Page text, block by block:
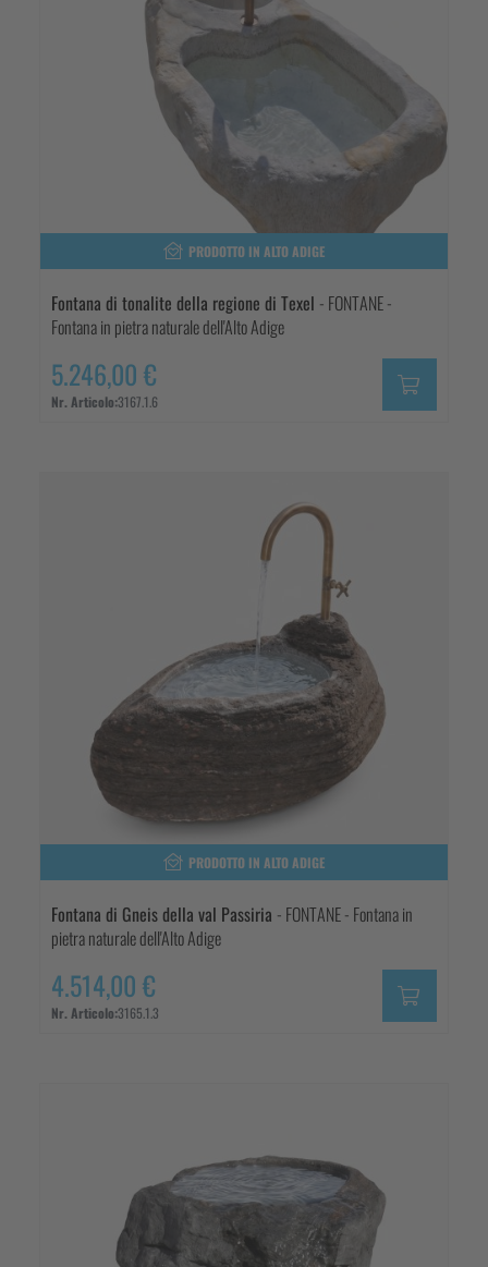
PRODOTTO IN ALTO ADIGE
Fontana di tonalite della regione di Texel - FONTANE -
Fontana in pietra naturale dell'Alto Adige
5.246,00 €
Nr. Articolo:3167.1.6
PRODOTTO IN ALTO ADIGE
Fontana di Gneis della val Passiria - FONTANE - Fontana in
pietra naturale dell'Alto Adige
4.514,00 €
Nr. Articolo:3165.1.3